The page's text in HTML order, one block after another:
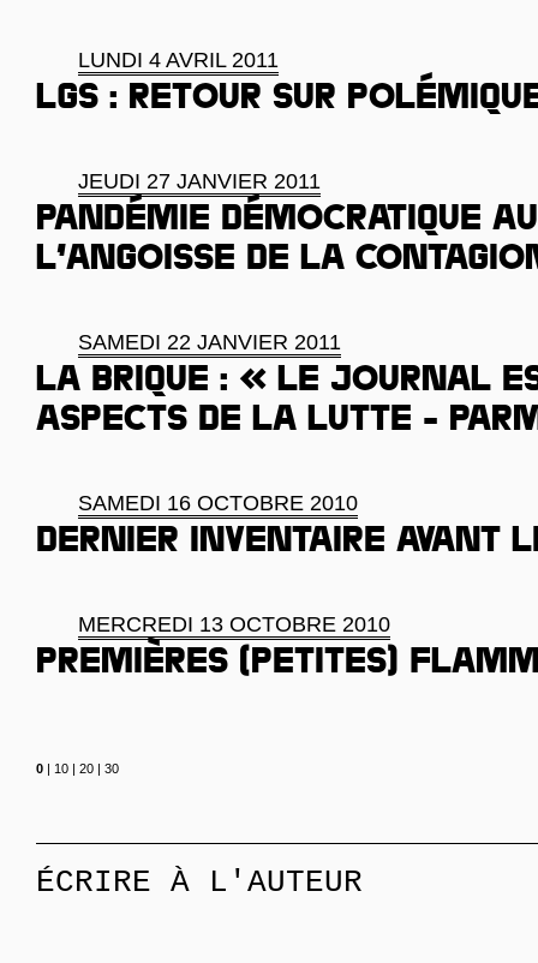
LUNDI 4 AVRIL 2011
LGS : retour sur
JEUDI 27 JANVIER 2011
Pandémie démocratique
l’angoisse de la
SAMEDI 22 JANVIER 2011
La Brique : « Le journal
aspects de la lutte -
SAMEDI 16 OCTOBRE 2010
Dernier inventaire avant
MERCREDI 13 OCTOBRE 2010
Premières (petites)
0 | 10 | 20 | 30
ÉCRIRE À L'AUTEUR